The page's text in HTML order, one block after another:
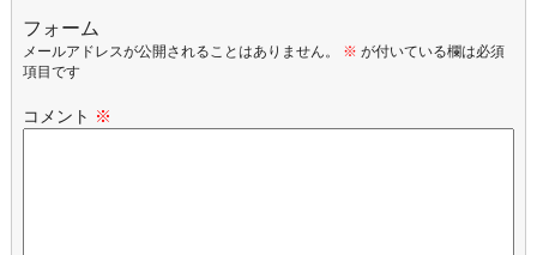
フォーム
メールアドレスが公開されることはありません。 ※ が付いている欄は必須
項目です
コメント ※